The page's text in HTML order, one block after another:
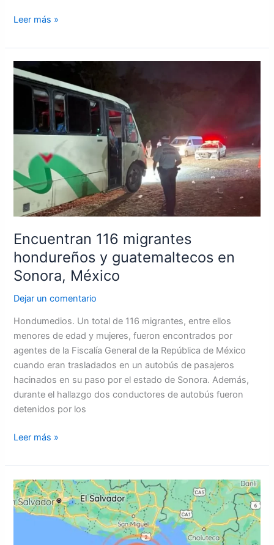
Leer más »
Encuentran 116 migrantes
hondureños y guatemaltecos en
Sonora, México
Dejar un comentario
Hondumedios. Un total de 116 migrantes, entre ellos
menores de edad y mujeres, fueron encontrados por
agentes de la Fiscalía General de la República de México
cuando eran trasladados en un autobús de pasajeros
hacinados en su paso por el estado de Sonora. Además,
durante el hallazgo dos conductores de autobús fueron
detenidos por los
Encuentran
116
migrantes
hondureños
Sonora,
México
Leer más »
Se
contabilizan
104